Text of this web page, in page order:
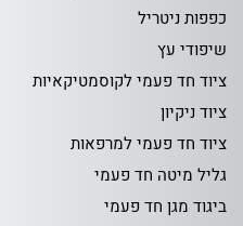
כפפות ניטריל
שיפודי עץ
ציוד חד פעמי לקוסמטיקאיות
ציוד ניקיון
ציוד חד פעמי למרפאות
גליל מיטה חד פעמי
ביגוד מגן חד פעמי